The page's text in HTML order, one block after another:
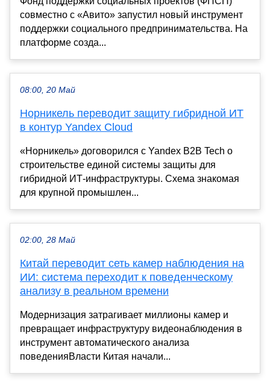
совместно с «Авито» запустил новый инструмент
поддержки социального предпринимательства. На
платформе созда...
08:00, 20 Май
Норникель переводит защиту гибридной ИТ
в контур Yandex Cloud
«Норникель» договорился с Yandex B2B Tech о
строительстве единой системы защиты для
гибридной ИТ-инфраструктуры. Схема знакомая
для крупной промышлен...
02:00, 28 Май
Китай переводит сеть камер наблюдения на
ИИ: система переходит к поведенческому
анализу в реальном времени
Модернизация затрагивает миллионы камер и
превращает инфраструктуру видеонаблюдения в
инструмент автоматического анализа
поведенияВласти Китая начали...